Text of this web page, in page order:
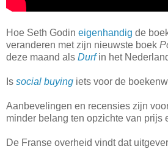
Hoe Seth Godin eigenhandig de
veranderen met zijn nieuwste boek
deze maand als Durfin het
Is social buying iets voor de
Aanbevelingen en recensies zijn
minder belang ten opzichte van prijs
De Franse overheid vindt dat